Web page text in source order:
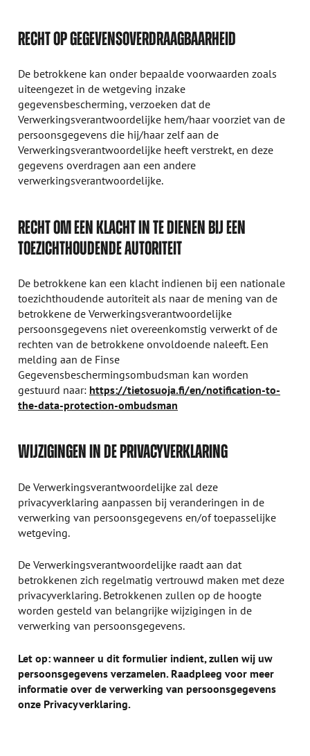
RECHT OP GEGEVENSOVERDRAAGBAARHEID
De betrokkene kan onder bepaalde voorwaarden zoals
uiteengezet in de wetgeving inzake
gegevensbescherming, verzoeken dat de
Verwerkingsverantwoordelijke hem/haar voorziet van de
persoonsgegevens die hij/haar zelf aan de
Verwerkingsverantwoordelijke heeft verstrekt, en deze
gegevens overdragen aan een andere
verwerkingsverantwoordelijke.
RECHT OM EEN KLACHT IN TE DIENEN BIJ EEN
TOEZICHTHOUDENDE AUTORITEIT
De betrokkene kan een klacht indienen bij een nationale
toezichthoudende autoriteit als naar de mening van de
betrokkene de Verwerkingsverantwoordelijke
persoonsgegevens niet overeenkomstig verwerkt of de
rechten van de betrokkene onvoldoende naleeft. Een
melding aan de Finse
Gegevensbeschermingsombudsman kan worden
gestuurd naar: https://tietosuoja.fi/en/notification-to-
the-data-protection-ombudsman
WIJZIGINGEN IN DE PRIVACYVERKLARING
De Verwerkingsverantwoordelijke zal deze
privacyverklaring aanpassen bij veranderingen in de
verwerking van persoonsgegevens en/of toepasselijke
wetgeving.
De Verwerkingsverantwoordelijke raadt aan dat
betrokkenen zich regelmatig vertrouwd maken met deze
privacyverklaring. Betrokkenen zullen op de hoogte
worden gesteld van belangrijke wijzigingen in de
verwerking van persoonsgegevens.
Let op: wanneer u dit formulier indient, zullen wij uw
persoonsgegevens verzamelen. Raadpleeg voor meer
informatie over de verwerking van persoonsgegevens
onze Privacyverklaring.